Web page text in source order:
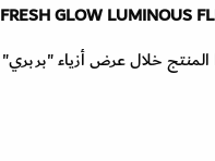
FRESH GLOW LUMINOUS